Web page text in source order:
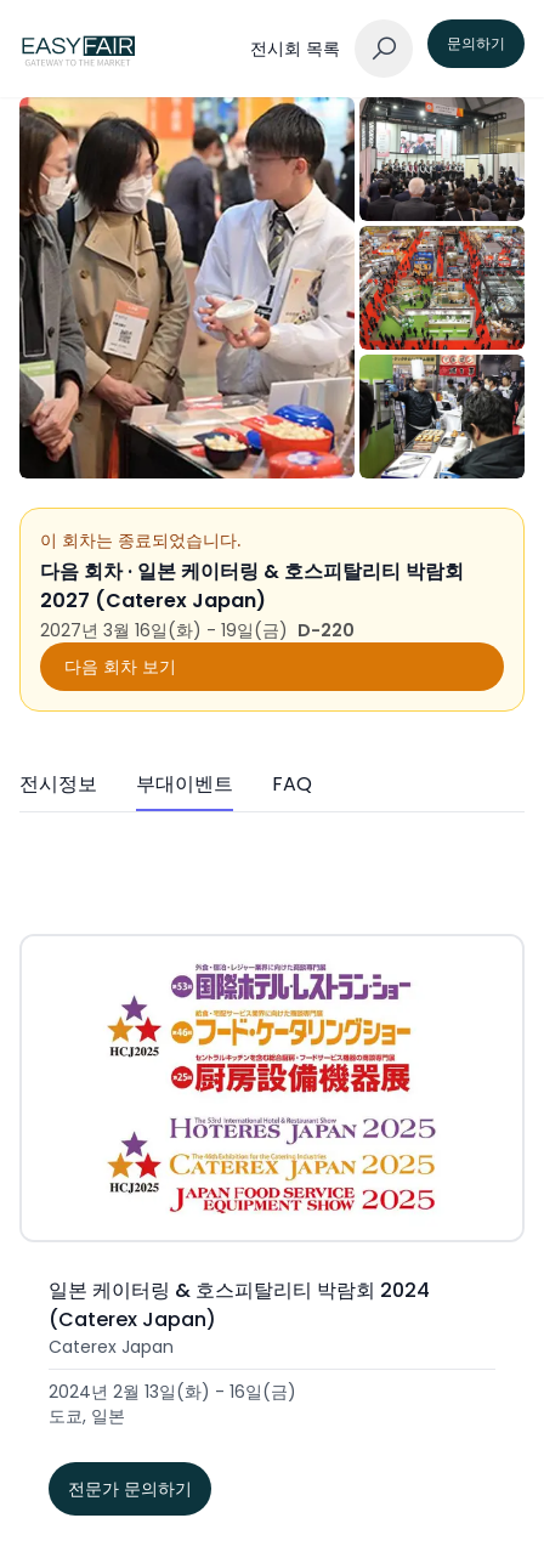
전시회 목록 문의하기
이 회차는 종료되었습니다.
다음 회차 · 일본 케이터링 & 호스피탈리티 박람회
2027 (Caterex Japan)
2027년 3월 16일(화) - 19일(금) D-220
다음 회차 보기
전시정보 부대이벤트 FAQ
일본 케이터링 & 호스피탈리티 박람회 2024
(Caterex Japan)
Caterex Japan
2024년 2월 13일(화) - 16일(금)
도쿄, 일본
전문가 문의하기